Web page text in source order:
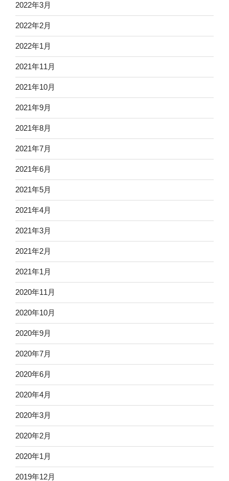
2022年3月
2022年2月
2022年1月
2021年11月
2021年10月
2021年9月
2021年8月
2021年7月
2021年6月
2021年5月
2021年4月
2021年3月
2021年2月
2021年1月
2020年11月
2020年10月
2020年9月
2020年7月
2020年6月
2020年4月
2020年3月
2020年2月
2020年1月
2019年12月